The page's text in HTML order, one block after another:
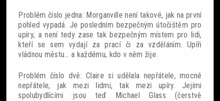
Nedělník
Sobotní srdcovky
Problém číslo jedna: Morganville není takové, jak na první
pohled vypadá. Je posledním bezpečným útočištěm pro
upíry, a není tedy zase tak bezpečným místem pro lidi,
kteří se sem vydají za prací či za vzděláním. Upíři
vládnou městu… a každému, kdo v něm žije.
Problém číslo dvě: Claire si udělala nepřátele, mocné
nepřátele, jak mezi lidmi, tak mezi upíry. Jejími
spolubydlícími jsou teď Michael Glass (čerstvě